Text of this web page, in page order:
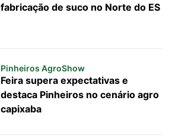
fabricação de suco no Norte do ES
Pinheiros AgroShow
Feira supera expectativas e
destaca Pinheiros no cenário agro
capixaba